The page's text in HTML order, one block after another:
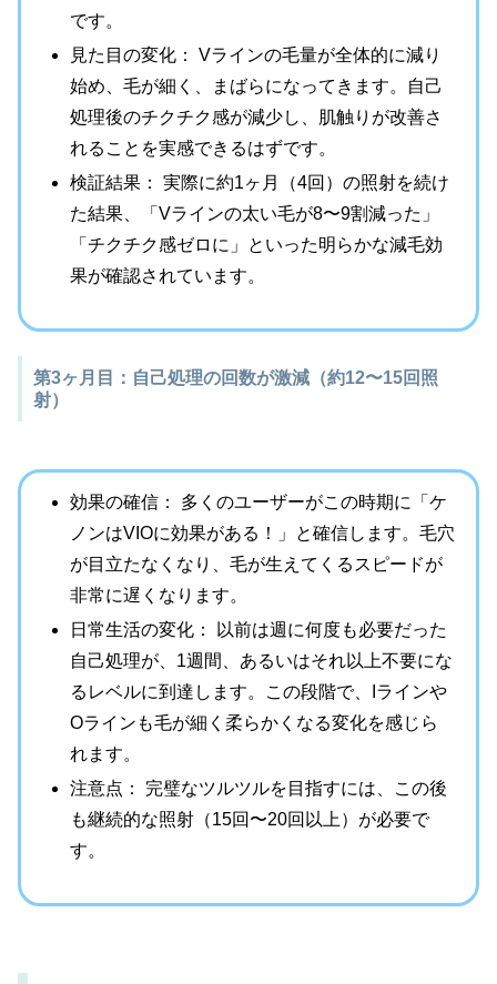
です。
見た目の変化： Vラインの毛量が全体的に減り
始め、毛が細く、まばらになってきます。自己
処理後のチクチク感が減少し、肌触りが改善さ
れることを実感できるはずです。
検証結果： 実際に約1ヶ月（4回）の照射を続け
た結果、「Vラインの太い毛が8〜9割減った」
「チクチク感ゼロに」といった明らかな減毛効
果が確認されています。
第3ヶ月目：自己処理の回数が激減（約12〜15回照
射）
効果の確信： 多くのユーザーがこの時期に「ケ
ノンはVIOに効果がある！」と確信します。毛穴
が目立たなくなり、毛が生えてくるスピードが
非常に遅くなります。
日常生活の変化： 以前は週に何度も必要だった
自己処理が、1週間、あるいはそれ以上不要にな
るレベルに到達します。この段階で、Iラインや
Oラインも毛が細く柔らかくなる変化を感じら
れます。
注意点： 完璧なツルツルを目指すには、この後
も継続的な照射（15回〜20回以上）が必要で
す。